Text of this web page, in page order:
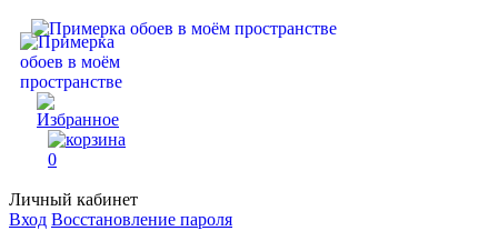
0
Личный кабинет
Вход Восстановление пароля